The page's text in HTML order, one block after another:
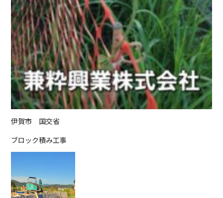
伊賀市 国交省
ブロック積み工事